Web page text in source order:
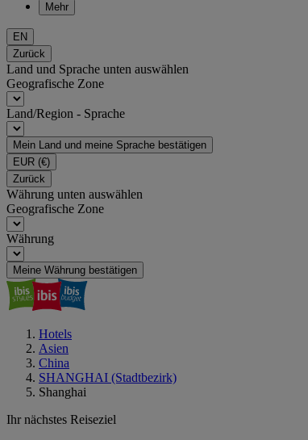
Mehr
EN
Zurück
Land und Sprache unten auswählen
Geografische Zone
Land/Region - Sprache
Mein Land und meine Sprache bestätigen
EUR (€)
Zurück
Währung unten auswählen
Geografische Zone
Währung
Meine Währung bestätigen
Hotels
Asien
China
SHANGHAI (Stadtbezirk)
Shanghai
Ihr nächstes Reiseziel